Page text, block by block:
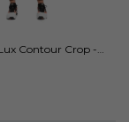
Contour Crop -